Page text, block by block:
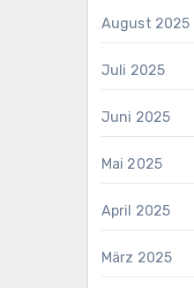
August 2025
Juli 2025
Juni 2025
Mai 2025
April 2025
März 2025